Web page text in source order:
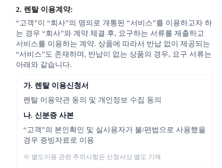
2. 렌탈 이용계약:
“고객”이 “회사”의 명의로 개통된 “서비스”를 이용하고자 하
는 경우 “회사”와 계약 체결 후, 요구하는 서류를 제출하고
서비스를 이용하는 계약. 상품에 따라서 반납 없이 제공되는
“서비스”도 존재하며, 반납이 없는 상품의 경우, 요구 서류는
아래와 같습니다.
가. 렌탈 이용신청서
렌탈 이용약관 동의 및 개인정보 수집 동의
나. 신분증 사본
“고객”의 본인확인 및 실사용자가 불/편법으로 사용했을
경우 증빙자료로 이용
※ 별도이용 관련 주의사항은 신청서상 별도 기재